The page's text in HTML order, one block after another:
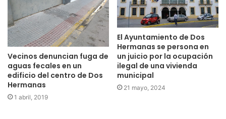
Vecinos denuncian fuga de
aguas fecales en un
edificio del centro de Dos
Hermanas
1 abril, 2019
El Ayuntamiento de Dos
Hermanas se persona en
un juicio por la ocupación
ilegal de una vivienda
municipal
21 mayo, 2024